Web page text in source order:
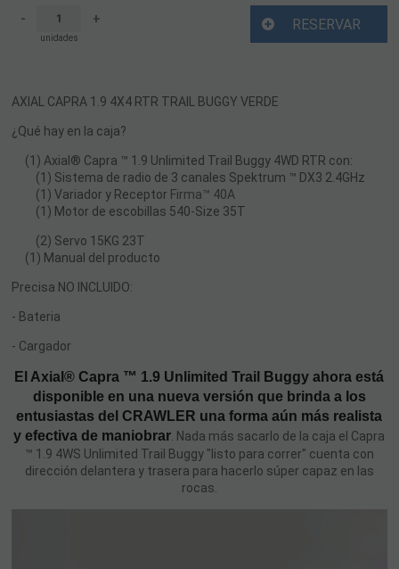
-
unidades
+ RESERVAR
AXIAL CAPRA 1.9 4X4 RTR TRAIL BUGGY VERDE
¿Qué hay en la caja?
(1) Axial® Capra ™ 1.9 Unlimited Trail Buggy 4WD RTR con:
(1) Sistema de radio de 3 canales Spektrum ™ DX3 2.4GHz
(1) Variador y Receptor Firma™ 40A
(1) Motor de escobillas 540-Size 35T
(2) Servo 15KG 23T
(1) Manual del producto
Precisa NO INCLUIDO:
- Bateria
- Cargador
El Axial® Capra ™ 1.9 Unlimited Trail Buggy ahora está
disponible en una nueva versión que brinda a los
entusiastas del CRAWLER una forma aún más realista
y efectiva de maniobrar . Nada más sacarlo de la caja el Capra
™ 1.9 4WS Unlimited Trail Buggy "listo para correr" cuenta con
dirección delantera y trasera para hacerlo súper capaz en las
rocas.